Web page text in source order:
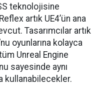
teknolojisine
artık UE4’ün ana
Tasarımcılar artık
oyunlarına kolayca
Unreal Engine
sayesinde aynı
kullanabilecekler.